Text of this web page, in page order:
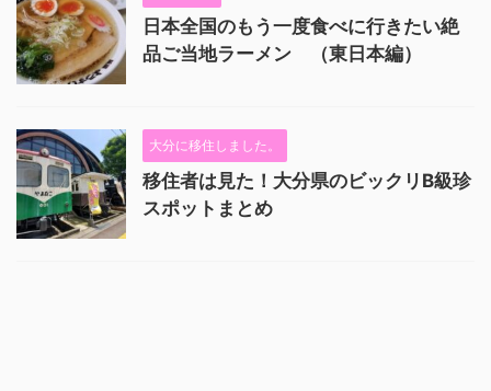
日本全国のもう一度食べに行きたい絶
品ご当地ラーメン （東日本編）
大分に移住しました。
移住者は見た！大分県のビックリB級珍
スポットまとめ